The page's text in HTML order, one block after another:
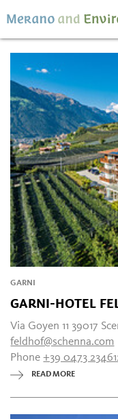
GARNI
GARNI-HOTEL
Via Goyen 11 39017
feldhof@schenna.com
Phone+39 0473
READ MORE